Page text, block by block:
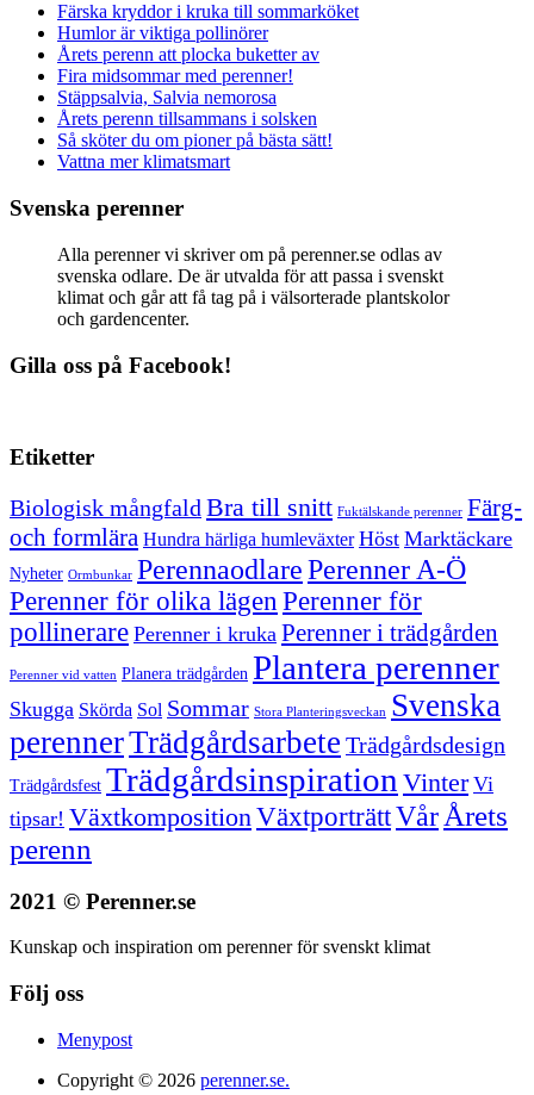
Färska kryddor i kruka till sommarköket
Humlor är viktiga pollinörer
Årets perenn att plocka buketter av
Fira midsommar med perenner!
Stäppsalvia, Salvia nemorosa
Årets perenn tillsammans i solsken
Så sköter du om pioner på bästa sätt!
Vattna mer klimatsmart
Svenska perenner
Alla perenner vi skriver om på perenner.se odlas av
svenska odlare. De är utvalda för att passa i svenskt
klimat och går att få tag på i välsorterade plantskolor
och gardencenter.
Gilla oss på Facebook!
Etiketter
Biologisk mångfald Bra till snitt Fuktälskande perenner Färg-
och formlära Hundra härliga humleväxter Höst Marktäckare
Nyheter Ormbunkar PerennaodlarePerenner A-Ö
Perenner för olika lägen Perenner för
pollinerare Perenner i kruka Perenner i trädgården
Perenner vid vatten Planera trädgården Plantera perenner
Skugga Skörda Sol Sommar Stora Planteringsveckan Svenska
perennerTrädgårdsarbete Trädgårdsdesign
Trädgårdsfest Trädgårdsinspiration Vinter Vi
tipsar! Växtkomposition VäxtporträttVår Årets
perenn
2021 © Perenner.se
Kunskap och inspiration om perenner för svenskt klimat
Följ oss
Menypost
Copyright © 2026 perenner.se.